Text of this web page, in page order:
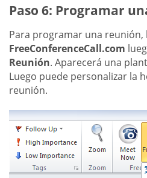
Paso 6: Programar
Para programar una reunión,
FreeConferenceCall.com
Reunión. Aparecerá una
Luego puede personalizar la
reunión.